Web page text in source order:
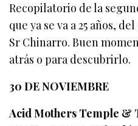
Recopilatorio de la
que ya se va a 25 años,
Sr Chinarro. Buen
atrás o para descubrirlo.
30 DE NOVIEMBRE
Acid Mothers Temple &